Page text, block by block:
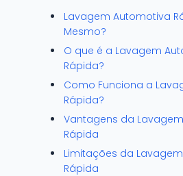
Lavagem Automotiva
Mesmo?
O que é a Lavagem
Rápida?
Como Funciona a
Rápida?
Vantagens da
Rápida
Limitações da
Rápida